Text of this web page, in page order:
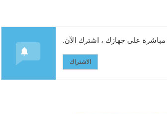
على جهازك ، اشترك الآن.
الاشتراك